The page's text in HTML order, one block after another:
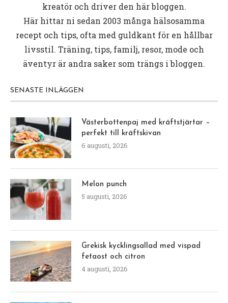
kreatör och driver den här bloggen.
Här hittar ni sedan 2003 många hälsosamma
recept och tips, ofta med guldkant för en hållbar
livsstil. Träning, tips, familj, resor, mode och
äventyr är andra saker som trängs i bloggen.
SENASTE INLÄGGEN
Västerbottenpaj med kräftstjärtar –
perfekt till kräftskivan
6 augusti, 2026
Melon punch
5 augusti, 2026
Grekisk kycklingsallad med vispad
fetaost och citron
4 augusti, 2026